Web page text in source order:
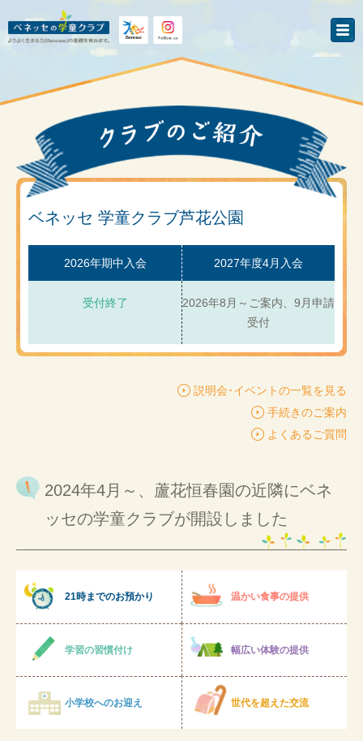
ベネッセ 学童クラブ芦花公園
2026年期中入会
受付終了
2027年度4月入会
2026年8月～ご案内、9月申請
受付
説明会･イベントの一覧を見る
手続きのご案内
よくあるご質問
2024年4月～、蘆花恒春園の近隣にベネ
ッセの学童クラブが開設しました
21時までのお預かり 温かい食事の提供
学習の習慣付け 幅広い体験の提供
小学校へのお迎え 世代を超えた交流